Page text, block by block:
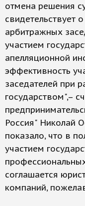
отмена решения
свидетельствует
арбитражных
участием
апелляционной
эффективность
заседателей при
государством",–
Россия" Николай
показало, что в
участием
соглашается
компаний,